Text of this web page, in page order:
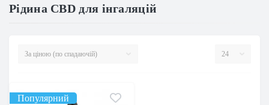
Рідина CBD для інгаляцій
Популярний